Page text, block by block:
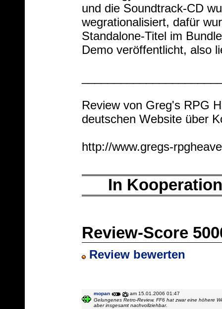
und die Soundtrack-CD
wegrationalisiert, dafür
Standalone-Titel im
Demo veröffentlicht, also
Review von Greg's RPG
deutschen Website über
http://www.gregs-
In
Review-Score
Review bewerten
mopan
am 15.01.2006 01:47
Gelungenes Retro-Review. FF6 hat zwar eine höhere
aber insgesamt nachvollziehbar.